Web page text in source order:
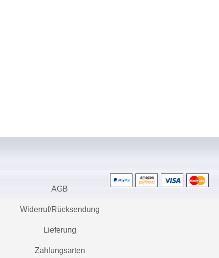
AGB
Widerruf/Rücksendung
Lieferung
Zahlungsarten